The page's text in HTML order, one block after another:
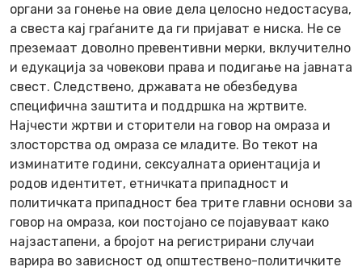
органи за гонење на овие дела целосно недостасува,
а свеста кај граѓаните да ги пријават е ниска. Не се
преземаат доволно превентивни мерки, вклучително
и едукација за човекови права и подигање на јавната
свест. Следствено, државата не обезбедува
специфична заштита и поддршка на жртвите.
Најчести жртви и сторители на говор на омраза и
злосторства од омраза се младите. Во текот на
изминатите години, сексуалната ориентација и
родов идентитет, етничката припадност и
политичката припадност беа трите главни основи за
говор на омраза, кои постојано се појавуваат како
најзастапени, а бројот на регистрирани случаи
варира во зависност од општествено-политичките